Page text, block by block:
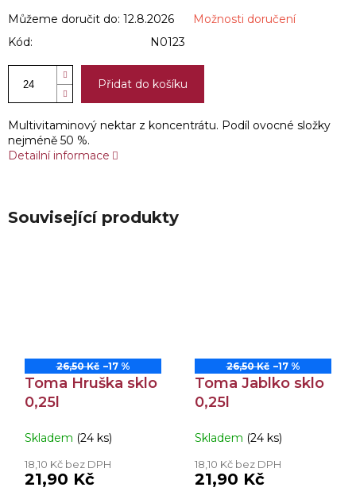
Můžeme doručit do: 12.8.2026
Možnosti doručení
Kód:
N0123
Přidat do košíku
Multivitaminový nektar z koncentrátu. Podíl ovocné složky
nejméně 50 %.
Detailní informace
Související produkty
26,50 Kč –17 %
Toma Hruška sklo
0,25l
Skladem (24 ks)
18,10 Kč bez DPH
21,90 Kč
26,50 Kč –17 %
Toma Jablko sklo
0,25l
Skladem (24 ks)
18,10 Kč bez DPH
21,90 Kč